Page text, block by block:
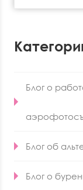
Блог о
Блог об
Блог о